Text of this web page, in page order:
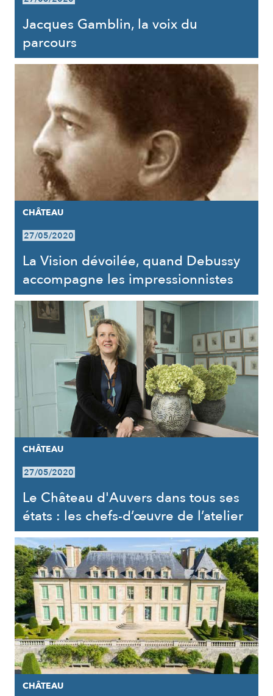
Jacques Gamblin, la voix du
parcours
CHÂTEAU
27/05/2020
La Vision dévoilée, quand Debussy
accompagne les impressionnistes
CHÂTEAU
27/05/2020
Le Château d'Auvers dans tous ses
états : les chefs-d’œuvre de l’atelier
CHÂTEAU